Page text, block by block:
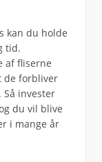
kan du holde
tid.
af fliserne
de forbliver
invester
du vil blive
i mange år